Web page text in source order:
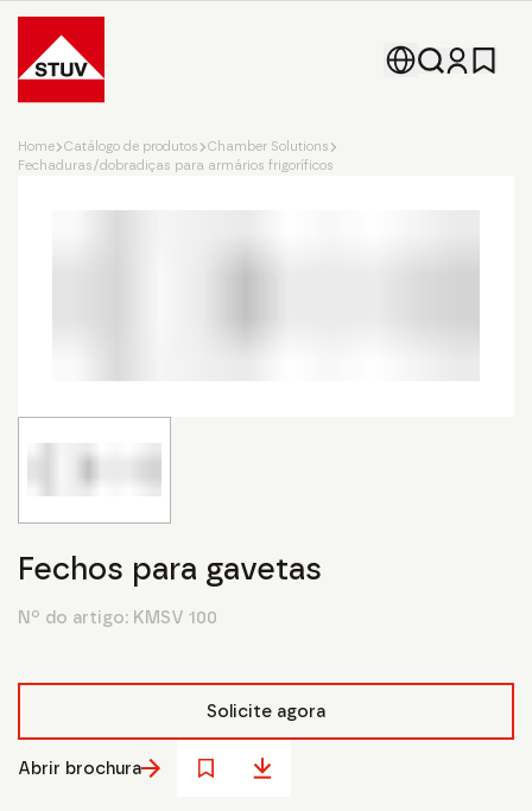
Go To the Homepage
Home Catálogo de produtos
Chamber Solutions
Fechaduras/dobradiças para armários frigoríficos
Fechos para gavetas
Nº do artigo: KMSV 100
Solicite agora
Abrir brochura